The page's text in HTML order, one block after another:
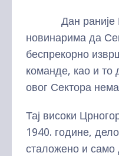
Дан раније
новинарима да
беспрекорно
команде, као и то
овог Сектора
Тај високи
1940. године,
сталожено и само